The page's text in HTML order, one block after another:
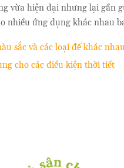
vừa hiện đại nhưng lại gần
nhiều ứng dụng khác nhau
sắc và các loại đế khác nhau
cho các điều kiện thời tiết